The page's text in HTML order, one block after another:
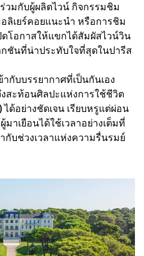
วมกับผู้ผลิตไวน์ กิจกรรมชิม
ลิเยร์คอยแนะนำ หรือการชิม
ดโอกาสให้แขกได้สัมผัสไวน์วิน
กชันที่น่าประทับใจที่สุดในปารีส
กับบรรยากาศที่เป็นกันเอง
สะท้อนศิลปะแห่งการใช้ชีวิต
ด้อย่างชัดเจน เรียบหรูแต่ผ่อน
าเยือนได้ใช้เวลาอย่างเต็มที่
บช่วงเวลาแห่งความรื่นรมย์